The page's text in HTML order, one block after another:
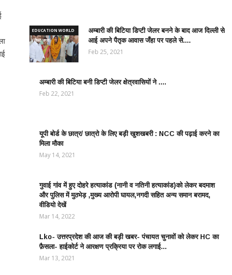
EDUCATION WORLD
/ शिक्षा जगत
अम्बारी की बिटिया डिप्टी जेलर बनने के बाद आज दिल्ली से
आई अपने पैतृक आवास जँहा पर पहले से....
Feb 25, 2021
EDUCATION
WORLD /
अम्बारी की बिटिया बनी डिप्टी जेलर क्षेत्रवासियों ने ....
Feb 22, 2021
EDUCATION
WORLD /
शिक्षा जगत
यूपी बोर्ड के छात्र/ छात्रो के लिए बड़ी खुशखबरी : NCC की पढ़ाई करने का
मिला मौका
May 14, 2021
CRIME
NEWS
आपराधिक
गुवाई गांव में हुए दोहरे हत्याकांड (नानी व नतिनी हत्याकांड)को लेकर बदमाश
और पुलिस में मुठभेड़ ,मुख्य आरोपी घायल,नगदी सहित अन्य समान बरामद,
वीडियो देखें
Mar 14, 2022
POLITICS
NEWS /
राजनीतिक
Lko- उत्तरप्रदेश की आज की बड़ी खबर- पंचायत चुनावों को लेकर HC का
फ़ैसला- हाईकोर्ट ने आरक्षण प्रक्रिया पर रोक लगाई...
Mar 13, 2021